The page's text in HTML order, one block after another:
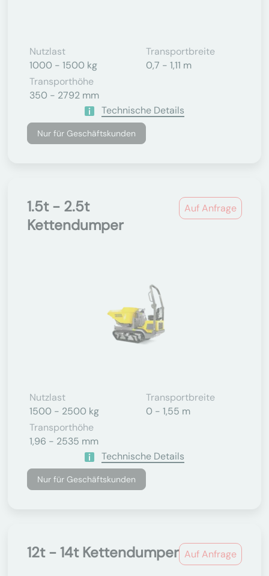
Nutzlast
1000 - 1500 kg
Transportbreite
0,7 - 1,11 m
Transporthöhe
350 - 2792 mm
Technische Details
Nur für Geschäftskunden
Auf Anfrage
1.5t - 2.5t
Kettendumper
Nutzlast
1500 - 2500 kg
Transportbreite
0 - 1,55 m
Transporthöhe
1,96 - 2535 mm
Technische Details
Nur für Geschäftskunden
Auf Anfrage
12t - 14t Kettendumper